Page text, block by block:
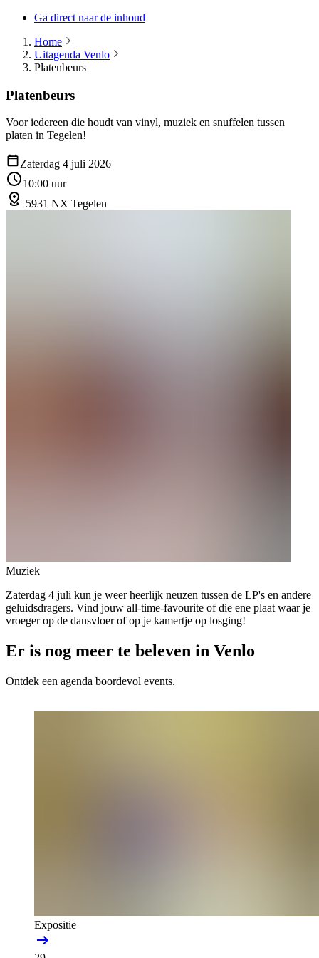
Ga direct naar de inhoud
Home
Uitagenda Venlo
Platenbeurs
Platenbeurs
Voor iedereen die houdt van vinyl, muziek en snuffelen tussen
platen in Tegelen!
Zaterdag 4 juli 2026
10:00 uur
5931 NX Tegelen
Muziek
Zaterdag 4 juli kun je weer heerlijk neuzen tussen de LP's en andere
geluidsdragers. Vind jouw all-time-favourite of die ene plaat waar je
vroeger op de dansvloer of op je kamertje op losging!
Er is nog meer te beleven in Venlo
Ontdek een agenda boordevol events.
Expositie